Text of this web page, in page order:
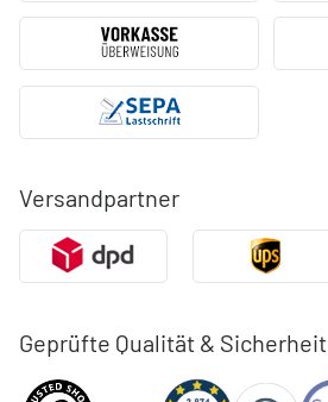
Versandpartner
Geprüfte Qualität & Sicherheit